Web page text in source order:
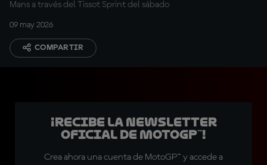
Mans a través del Tissot Sprint del sábado
09 may 2026
COMPARTIR
¡Recibe la Newsletter
oficial de MotoGP™!
Crea ahora una cuenta de MotoGP™ y accede a